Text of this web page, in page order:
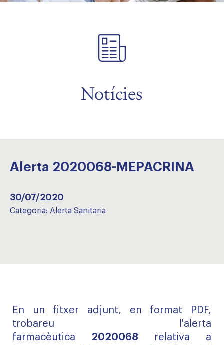
Notícies
Alerta 2020068-MEPACRINA
30/07/2020
Categoria: Alerta Sanitaria
En un fitxer adjunt, en format PDF,
trobareu l'alerta
farmacèutica 2020068 relativa a